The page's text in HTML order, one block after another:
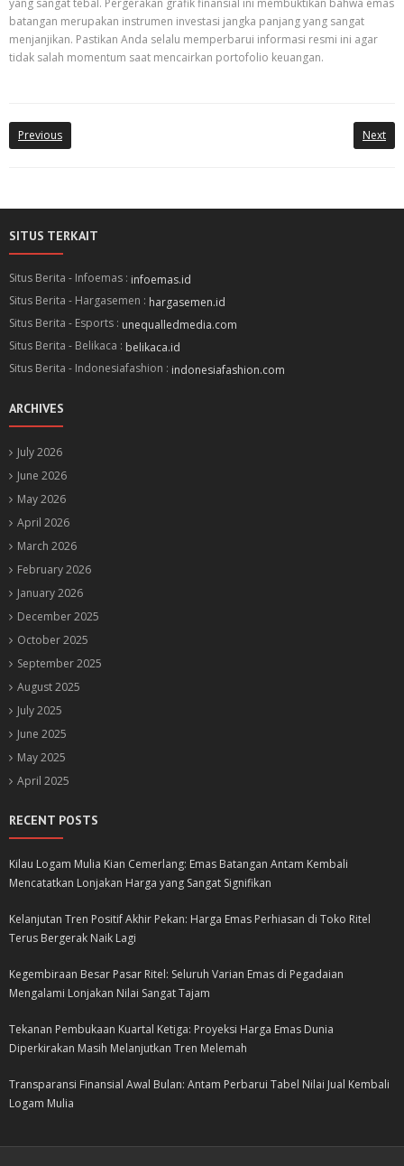
yang sangat tebal. Pergerakan grafik finansial ini membuktikan bahwa emas
batangan merupakan instrumen investasi jangka panjang yang sangat
menjanjikan. Pastikan Anda selalu memperbarui informasi resmi ini agar
tidak salah momentum saat mencairkan portofolio keuangan.
Previous Next
SITUS TERKAIT
Situs Berita - Infoemas : infoemas.id
Situs Berita - Hargasemen : hargasemen.id
Situs Berita - Esports : unequalledmedia.com
Situs Berita - Belikaca : belikaca.id
Situs Berita - Indonesiafashion : indonesiafashion.com
ARCHIVES
July 2026
June 2026
May 2026
April 2026
March 2026
February 2026
January 2026
December 2025
October 2025
September 2025
August 2025
July 2025
June 2025
May 2025
April 2025
RECENT POSTS
Kilau Logam Mulia Kian Cemerlang: Emas Batangan Antam Kembali
Mencatatkan Lonjakan Harga yang Sangat Signifikan
Kelanjutan Tren Positif Akhir Pekan: Harga Emas Perhiasan di Toko Ritel
Terus Bergerak Naik Lagi
Kegembiraan Besar Pasar Ritel: Seluruh Varian Emas di Pegadaian
Mengalami Lonjakan Nilai Sangat Tajam
Tekanan Pembukaan Kuartal Ketiga: Proyeksi Harga Emas Dunia
Diperkirakan Masih Melanjutkan Tren Melemah
Transparansi Finansial Awal Bulan: Antam Perbarui Tabel Nilai Jual Kembali
Logam Mulia